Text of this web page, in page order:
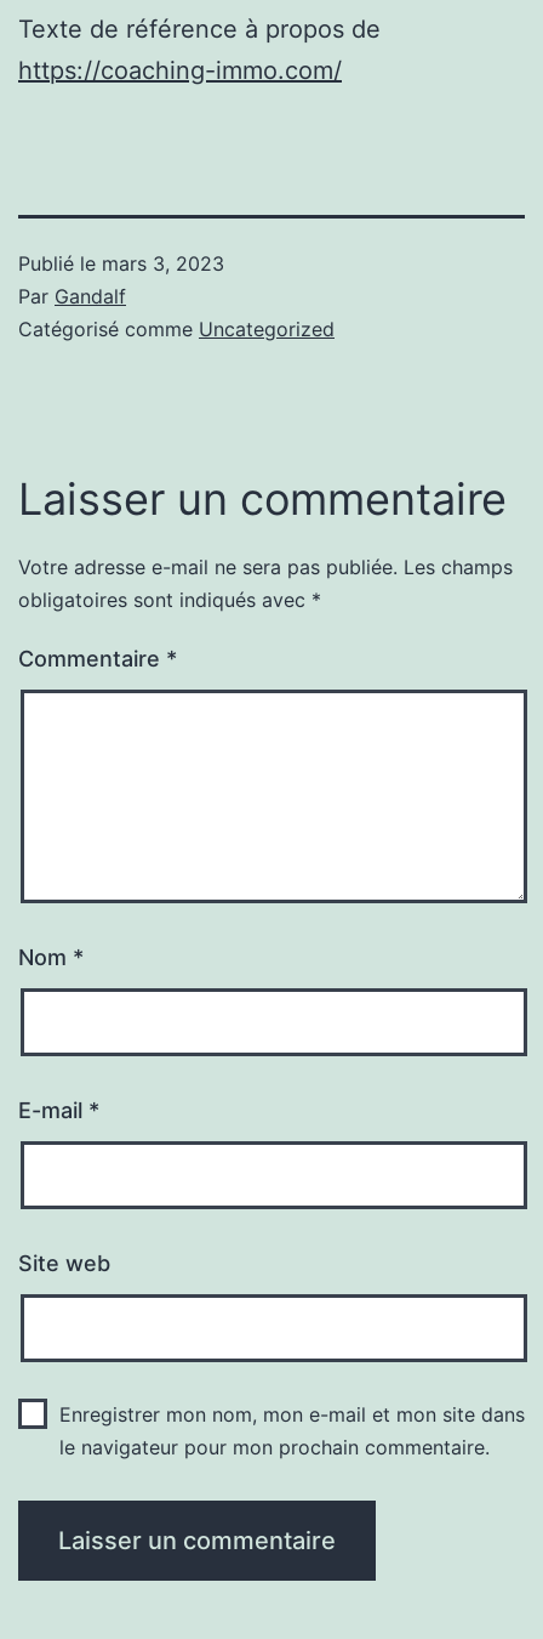
Texte de référence à propos de
https://coaching-immo.com/
Publié le mars 3, 2023
Par Gandalf
Catégorisé comme Uncategorized
Laisser un commentaire
Votre adresse e-mail ne sera pas publiée. Les champs
obligatoires sont indiqués avec *
Commentaire *
Nom *
E-mail *
Site web
Enregistrer mon nom, mon e-mail et mon site dans
le navigateur pour mon prochain commentaire.